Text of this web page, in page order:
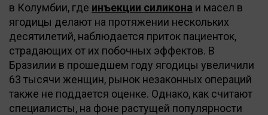
в Колумбии, где инъекции силикона и масел в
ягодицы делают на протяжении нескольких
десятилетий, наблюдается приток пациенток,
страдающих от их побочных эффектов. В
Бразилии в прошедшем году ягодицы увеличили
63 тысячи женщин, рынок незаконных операций
также не поддается оценке. Однако, как считают
специалисты, на фоне растущей популярности